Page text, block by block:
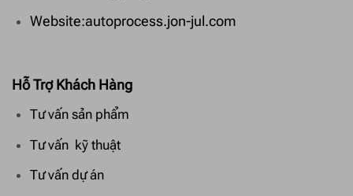
Website:autoprocess.jon-jul.com
Hỗ Trợ Khách Hàng
Tư vấn sản phẩm
Tư vấn kỹ thuật
Tư vấn dự án